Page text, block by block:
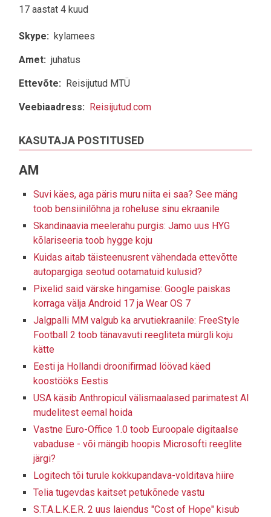
17 aastat 4 kuud
Skype kylamees
Amet juhatus
Ettevõte Reisijutud MTÜ
Veebiaadress Reisijutud.com
KASUTAJA POSTITUSED
AM
Suvi käes, aga päris muru niita ei saa? See mäng
toob bensiinilõhna ja roheluse sinu ekraanile
Skandinaavia meelerahu purgis: Jamo uus HYG
kõlariseeria toob hygge koju
Kuidas aitab täisteenusrent vähendada ettevõtte
autopargiga seotud ootamatuid kulusid?
Pixelid said värske hingamise: Google paiskas
korraga välja Android 17 ja Wear OS 7
Jalgpalli MM valgub ka arvutiekraanile: FreeStyle
Football 2 toob tänavavuti reegliteta mürgli koju
kätte
Eesti ja Hollandi droonifirmad löövad käed
koostööks Eestis
USA käsib Anthropicul välismaalased parimatest AI
mudelitest eemal hoida
Vastne Euro-Office 1.0 toob Euroopale digitaalse
vabaduse - või mängib hoopis Microsofti reeglite
järgi?
Logitech tõi turule kokkupandava-volditava hiire
Telia tugevdas kaitset petukõnede vastu
S.T.A.L.K.E.R. 2 uus laiendus "Cost of Hope" kisub